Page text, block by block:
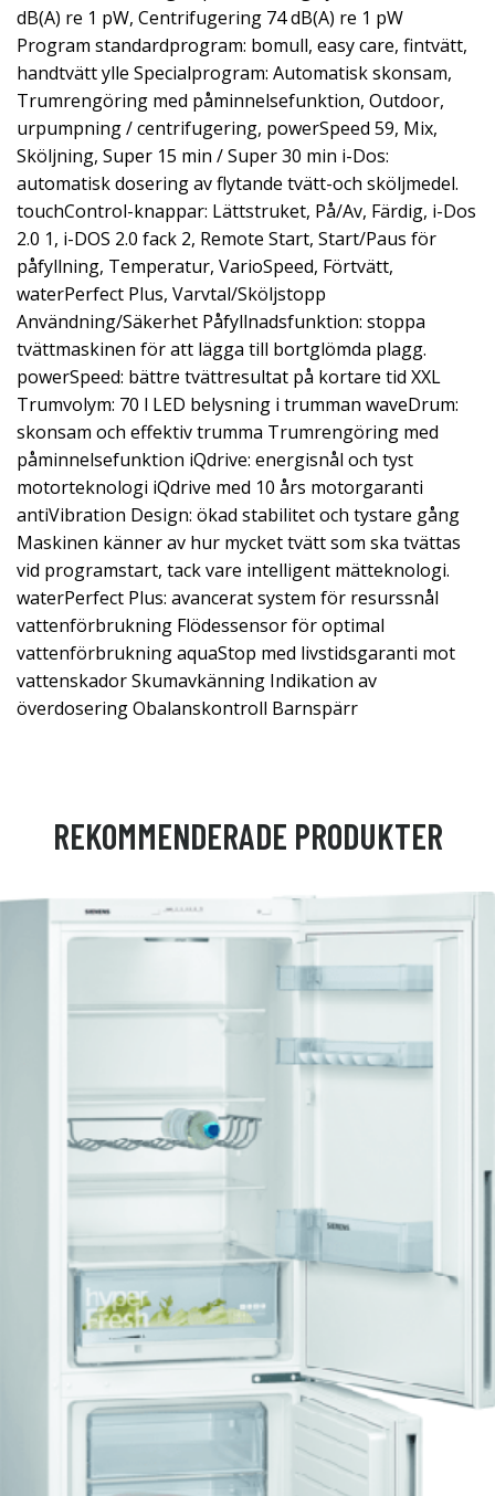
dB(A) re 1 pW, Centrifugering 74 dB(A) re 1 pW
Program standardprogram: bomull, easy care, fintvätt,
handtvätt ylle Specialprogram: Automatisk skonsam,
Trumrengöring med påminnelsefunktion, Outdoor,
urpumpning / centrifugering, powerSpeed 59, Mix,
Sköljning, Super 15 min / Super 30 min i-Dos:
automatisk dosering av flytande tvätt-och sköljmedel.
touchControl-knappar: Lättstruket, På/Av, Färdig, i-Dos
2.0 1, i-DOS 2.0 fack 2, Remote Start, Start/Paus för
påfyllning, Temperatur, VarioSpeed, Förtvätt,
waterPerfect Plus, Varvtal/Sköljstopp
Användning/Säkerhet Påfyllnadsfunktion: stoppa
tvättmaskinen för att lägga till bortglömda plagg.
powerSpeed: bättre tvättresultat på kortare tid XXL
Trumvolym: 70 l LED belysning i trumman waveDrum:
skonsam och effektiv trumma Trumrengöring med
påminnelsefunktion iQdrive: energisnål och tyst
motorteknologi iQdrive med 10 års motorgaranti
antiVibration Design: ökad stabilitet och tystare gång
Maskinen känner av hur mycket tvätt som ska tvättas
vid programstart, tack vare intelligent mätteknologi.
waterPerfect Plus: avancerat system för resurssnål
vattenförbrukning Flödessensor för optimal
vattenförbrukning aquaStop med livstidsgaranti mot
vattenskador Skumavkänning Indikation av
överdosering Obalanskontroll Barnspärr
REKOMMENDERADE PRODUKTER